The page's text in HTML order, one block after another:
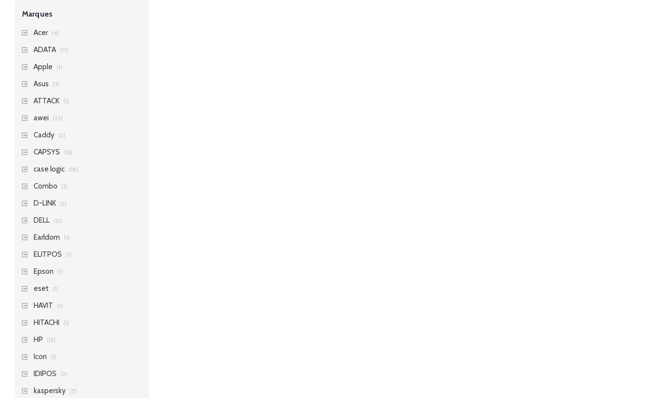
Marques
Acer (4)
ADATA (13)
Apple (1)
Asus (3)
ATTACK (1)
awei (25)
Caddy (2)
CAPSYS (16)
case logic (18)
Combo (1)
D-LINK (2)
DELL (12)
Earldom (1)
ELITPOS (1)
Epson (1)
eset (1)
HAVIT (1)
HITACHI (1)
HP (12)
Icon (1)
IDIPOS (2)
kaspersky (5)